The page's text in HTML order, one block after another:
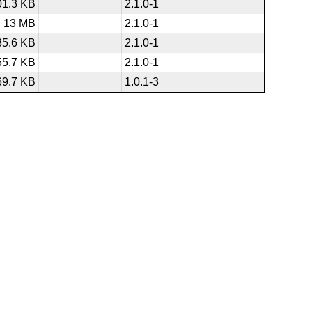
KB
2.1.0-1
13 MB
2.1.0-1
KB
2.1.0-1
KB
2.1.0-1
KB
1.0.1-3